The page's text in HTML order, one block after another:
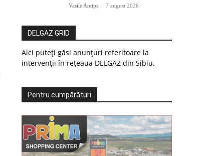
Vasile Antipa - 7 august 2026
DELGAZ GRID
Aici puteți găsi anunțuri referitoare la
intervenții în rețeaua DELGAZ din Sibiu.
Pentru cumpărături